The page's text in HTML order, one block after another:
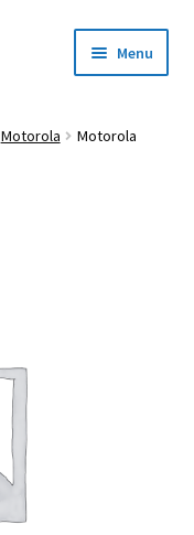
Menu
Motorola
Motorola